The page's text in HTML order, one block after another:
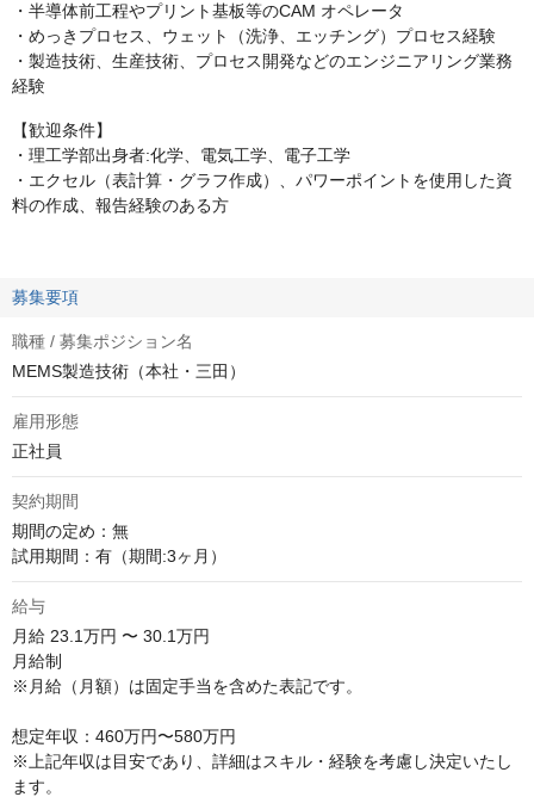
・半導体前工程やプリント基板等のCAM オペレータ
・めっきプロセス、ウェット（洗浄、エッチング）プロセス経験
・製造技術、生産技術、プロセス開発などのエンジニアリング業務
経験
【歓迎条件】
・理工学部出身者:化学、電気工学、電子工学
・エクセル（表計算・グラフ作成）、パワーポイントを使用した資
料の作成、報告経験のある方
募集要項
職種 / 募集ポジション名
MEMS製造技術（本社・三田）
雇用形態
正社員
契約期間
期間の定め：無
試用期間：有（期間:3ヶ月）
給与
月給 23.1万円 〜 30.1万円
月給制
※月給（月額）は固定手当を含めた表記です。
想定年収：460万円〜580万円
※上記年収は目安であり、詳細はスキル・経験を考慮し決定いたし
ます。